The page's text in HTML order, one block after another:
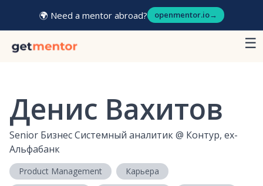
🌍 Need a mentor abroad? openmentor.io→
☰
Денис Вахитов
Senior Бизнес Системный аналитик@ Контур, ex-
Альфабанк
Product Management
Карьера